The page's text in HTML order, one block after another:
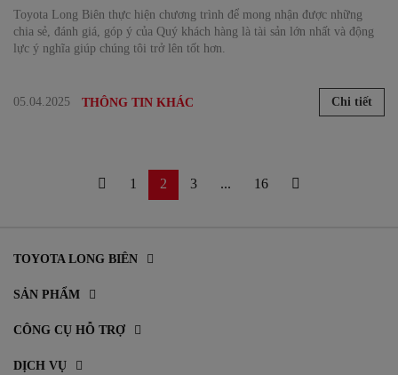
Toyota Long Biên thực hiện chương trình để mong nhận được những
chia sẻ, đánh giá, góp ý của Quý khách hàng là tài sản lớn nhất và động
lực ý nghĩa giúp chúng tôi trở lên tốt hơn.
05.04.2025 THÔNG TIN KHÁC Chi tiết
1 2 3 ... 16
TOYOTA LONG BIÊN
SẢN PHẨM
CÔNG CỤ HỖ TRỢ
DỊCH VỤ